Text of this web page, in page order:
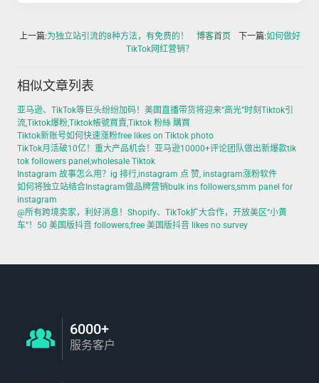
上一篇:为独立站引流的8种方法，有免费的！ 博客首页 下一篇:如何做好
TikTok网红营销？
相似文章列表
亚马逊、TikTok等巨头纷纷加码！美国直播带货将迎来“高光”时刻Tiktok引
流,Tiktok爆粉,Tiktok帳號買賣,Tiktok 粉絲 購買
Tiktok新账号如何快速涨粉free likes on Tiktok photo
TikTok月活破10亿！重大产品机会！亚马逊10000+评论团队做出新爆款tik
tok followers panel,wholesale Tiktok
Instagram 故事怎么用？ig 排行,instagram 点 赞, instagram涨粉软件
如何将独立站结合Instagram做品牌营销bulk ins followers,smm panel for
instagram
@所有跨境卖家，利好消息！Shopify、TikTok扩大合作，开放美区“小黄
车”！50 美国版抖音 followers,free 美国版抖音 likes no survey
6000+
服务客户